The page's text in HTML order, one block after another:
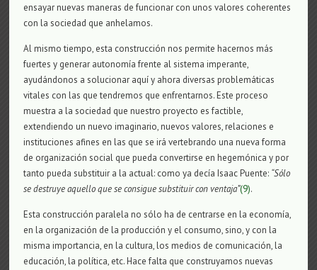
ensayar nuevas maneras de funcionar con unos valores coherentes
con la sociedad que anhelamos.
Al mismo tiempo, esta construcción nos permite hacernos más
fuertes y generar autonomía frente al sistema imperante,
ayudándonos a solucionar aquí y ahora diversas problemáticas
vitales con las que tendremos que enfrentarnos. Este proceso
muestra a la sociedad que nuestro proyecto es factible,
extendiendo un nuevo imaginario, nuevos valores, relaciones e
instituciones afines en las que se irá vertebrando una nueva forma
de organización social que pueda convertirse en hegemónica y por
tanto pueda substituir a la actual: como ya decía Isaac Puente: “Sólo
se destruye aquello que se consigue substituir con ventaja”(9).
Esta construcción paralela no sólo ha de centrarse en la economía,
en la organización de la producción y el consumo, sino, y con la
misma importancia, en la cultura, los medios de comunicación, la
educación, la política, etc. Hace falta que construyamos nuevas